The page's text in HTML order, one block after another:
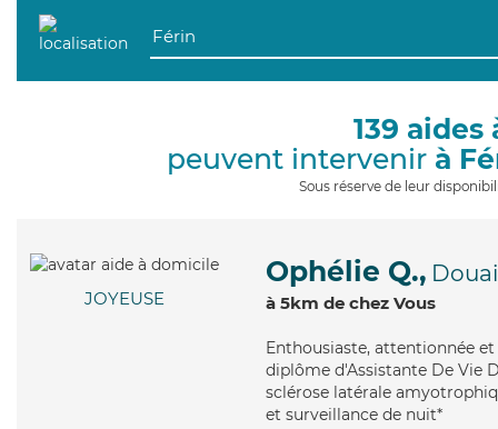
139
peuvent intervenir à
Sous réserve de leur
JOYEUSE
Ophélie Q., Douai
à 5km de chez Vous
Enthousiaste, attentionnée et
diplôme d'Assistante De Vie
sclérose latérale
et surveillance de nuit*